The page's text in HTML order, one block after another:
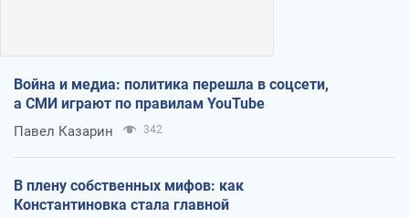
Война и медиа: политика перешла в соцсети,
а СМИ играют по правилам YouTube
Павел Казарин 342
В плену собственных мифов: как
Константиновка стала главной